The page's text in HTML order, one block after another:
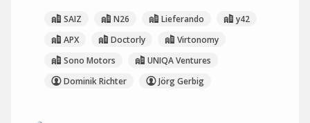
SAIZ N26 Lieferando
y42
APX
Doctorly
Virtonomy
Sono Motors
UNIQA Ventures
Dominik Richter
Jörg Gerbig